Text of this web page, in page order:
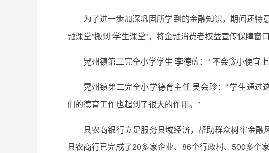
为了进一步加深巩固所学到的金融知识，期间还特
融课堂”搬到“学生课堂”，将金融消费者权益宣传保障
晃州镇第二完全小学学生 李德蓝：“ 不会贪小便宜
晃州镇第二完全小学德育主任 吴会珍：“ 学生通
们的德育工作也起到了很大的作用。”
县农商银行立足服务县域经济，帮助群众树牢金融
县农商行已完成了20多家企业、86个行政村、500多个